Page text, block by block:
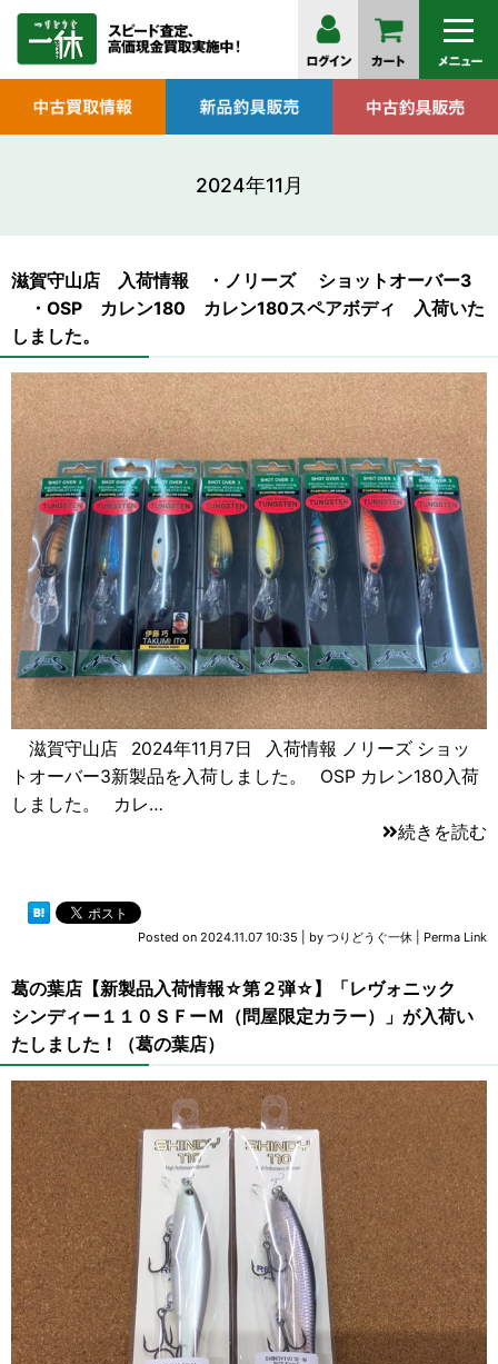
2024年11月
滋賀守山店 入荷情報 ・ノリーズ ショットオーバー3
・OSP カレン180 カレン180スペアボディ 入荷いた
しました。
滋賀守山店 2024年11月7日 入荷情報 ノリーズ ショッ
トオーバー3新製品を入荷しました。 OSP カレン180入荷
しました。 カレ…
続きを読む
Posted on 2024.11.07 10:35 by つりどうぐ一休 Perma Link
葛の葉店【新製品入荷情報☆第２弾☆】「レヴォニック
シンディー１１０ＳＦーＭ（問屋限定カラー）」が入荷い
たしました！（葛の葉店）